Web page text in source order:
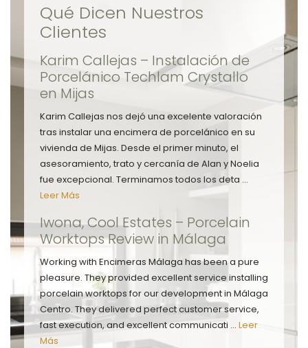
Qué Dicen Nuestros
Clientes
Karim Callejas – Instalación de
Porcelánico Techlam Crystallo
en Mijas
Karim Callejas nos dejó una excelente valoración
tras instalar una encimera de porcelánico en su
vivienda de Mijas. Desde el primer minuto, el
asesoramiento, trato y cercanía de Alan y Noelia
fue excepcional. Terminamos todos los deta ...
Leer Más
Iwona, Cool Estates – Porcelain
Worktops Review in Málaga
Working with Encimeras Málaga has been a pure
pleasure. They provided excellent service installing
porcelain worktops for our development in Málaga
Centro. They delivered perfect customer service,
fast execution, and excellent communicati ... Leer
Más